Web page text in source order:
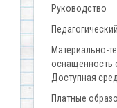
Руководство
Материально-
оснащенность
Доступная
Платные